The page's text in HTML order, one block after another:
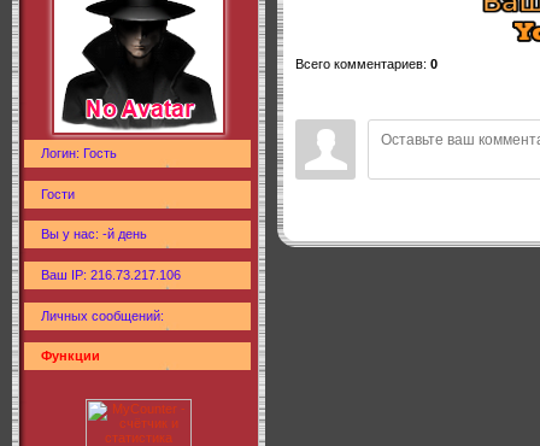
Логин: Гость
Гости
Вы у нас: -й день
Ваш IP: 216.73.217.106
Личных сообщений:
Функции
Всего комментариев: 0